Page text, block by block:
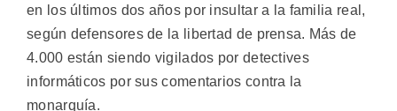
en los últimos dos años por insultar a la familia real,
según defensores de la libertad de prensa. Más de
4.000 están siendo vigilados por detectives
informáticos por sus comentarios contra la
monarquía.